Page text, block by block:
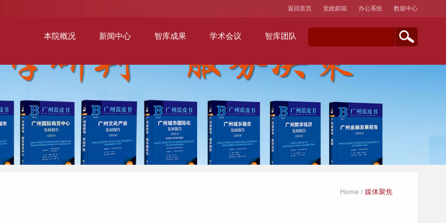
本院概况 新闻中心 智库成果 学术会议 智库团队
返回首页 党政邮箱 办公系统 数据中心
Home / 媒体聚焦